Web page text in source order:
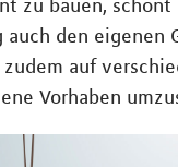
zu bauen, schont
den eigenen
auf
Vorhaben